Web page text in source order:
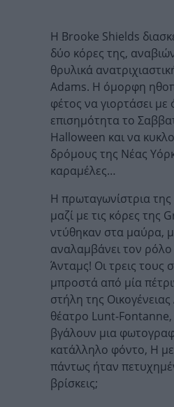
H Brooke Shields
δύο κόρες της,
θρυλικά
Adams. Η όμορφη
φέτος να γιορτάσει με
επισημότητα το
Halloween και να
δρόμους της Νέας
καραμέλες…
Η πρωταγωνίστρια της
μαζί με τις κόρες της
ντύθηκαν στα μαύρα,
αναλαμβάνει τον
Άνταμς! Οι τρεις τους
μπροστά από μία
στήλη της
θέατρο Lunt-
βγάλουν μια
κατάλληλο φόντο, Η
πάντως ήταν
βρίσκεις;